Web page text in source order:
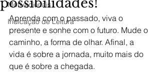
Motivacionais
Indicação de Leitura
Aprenda com o passado, viva o
presente e sonhe com o futuro. Mude o
caminho, a forma de olhar. Afinal, a
vida é sobre a jornada, muito mais do
que é sobre a chegada.